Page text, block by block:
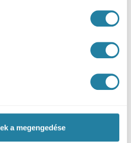
a megengedése
mint a hagyományos teljes
biztonságosan tart, de
ki tudja venni.